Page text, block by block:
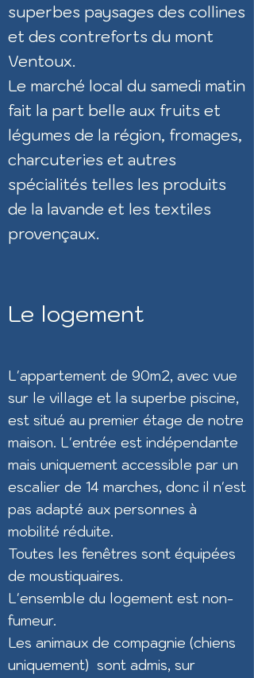
superbes paysages des collines
et des contreforts du mont
Ventoux.
Le marché local du samedi matin
fait la part belle aux fruits et
légumes de la région, fromages,
charcuteries et autres
spécialités telles les produits
de la lavande et les textiles
provençaux.
Le logement
L'appartement de 90m2, avec vue
sur le village et la superbe piscine,
est situé au premier étage de notre
maison. L'entrée est indépendante
mais uniquement accessible par un
escalier de 14 marches, donc il n'est
pas adapté aux personnes à
mobilité réduite.
Toutes les fenêtres sont équipées
de moustiquaires.
L'ensemble du logement est non-
fumeur.
Les animaux de compagnie (chiens
uniquement) sont admis, sur